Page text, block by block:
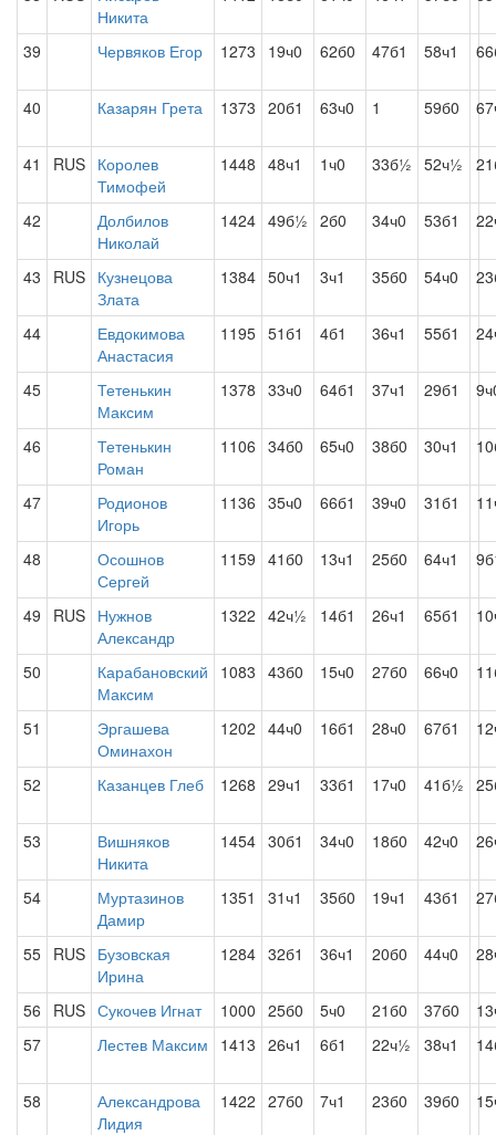
Никита
39 Червяков Егор 1273 19ч0 62б0 47б1 58ч1
40 Казарян Грета 1373 20б1 63ч0 1 59б0
41 RUS Королев
Тимофей
1448 48ч1 1ч0 33б½ 52ч½
42
Долбилов
Николай
1424 49б½ 2б0 34ч0 53б1
43 RUS Кузнецова
Злата
1384 50ч1 3ч1 35б0 54ч0
44
Евдокимова
Анастасия
1195 51б1 4б1 36ч1 55б1
45
Тетенькин
Максим
1378 33ч0 64б1 37ч1 29б1
46
Тетенькин
Роман
1106 34б0 65ч0 38б0 30ч1
47
Родионов
Игорь
1136 35ч0 66б1 39ч0 31б1
48
Осошнов
Сергей
1159 41б0 13ч1 25б0 64ч1
49 RUS Нужнов
Александр
1322 42ч½ 14б1 26ч1 65б1
50
Карабановский
Максим
1083 43б0 15ч0 27б0 66ч0
51
Эргашева
Оминахон
1202 44ч0 16б1 28ч0 67б1
52 Казанцев Глеб 1268 29ч1 33б1 17ч0 41б½
53
Вишняков
Никита
1454 30б1 34ч0 18б0 42ч0
54
Муртазинов
Дамир
1351 31ч1 35б0 19ч1 43б1
55 RUS Бузовская
Ирина
1284 32б1 36ч1 20б0 44ч0
56 RUS Сукочев Игнат 1000 25б0 5ч0 21б0 37б0
57
Лестев Максим 1413 26ч1 6б1 22ч½ 38ч1
58
Александрова
Лидия
1422 27б0 7ч1 23б0 39б0